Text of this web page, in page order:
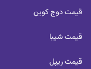
قیمت دوج کوین
قیمت شیبا
قیمت ریپل